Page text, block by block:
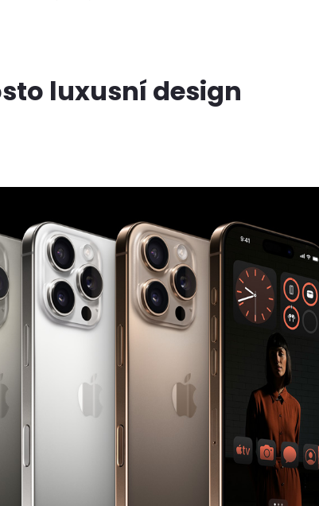
luxusní design